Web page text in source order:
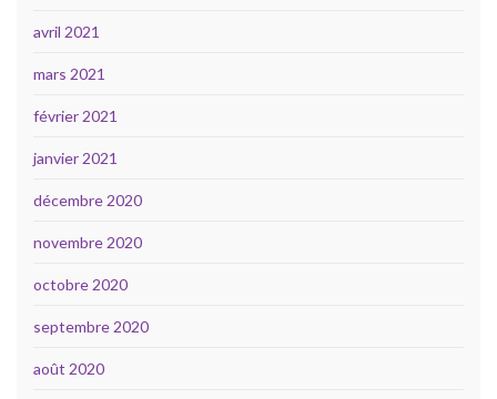
avril 2021
mars 2021
février 2021
janvier 2021
décembre 2020
novembre 2020
octobre 2020
septembre 2020
août 2020